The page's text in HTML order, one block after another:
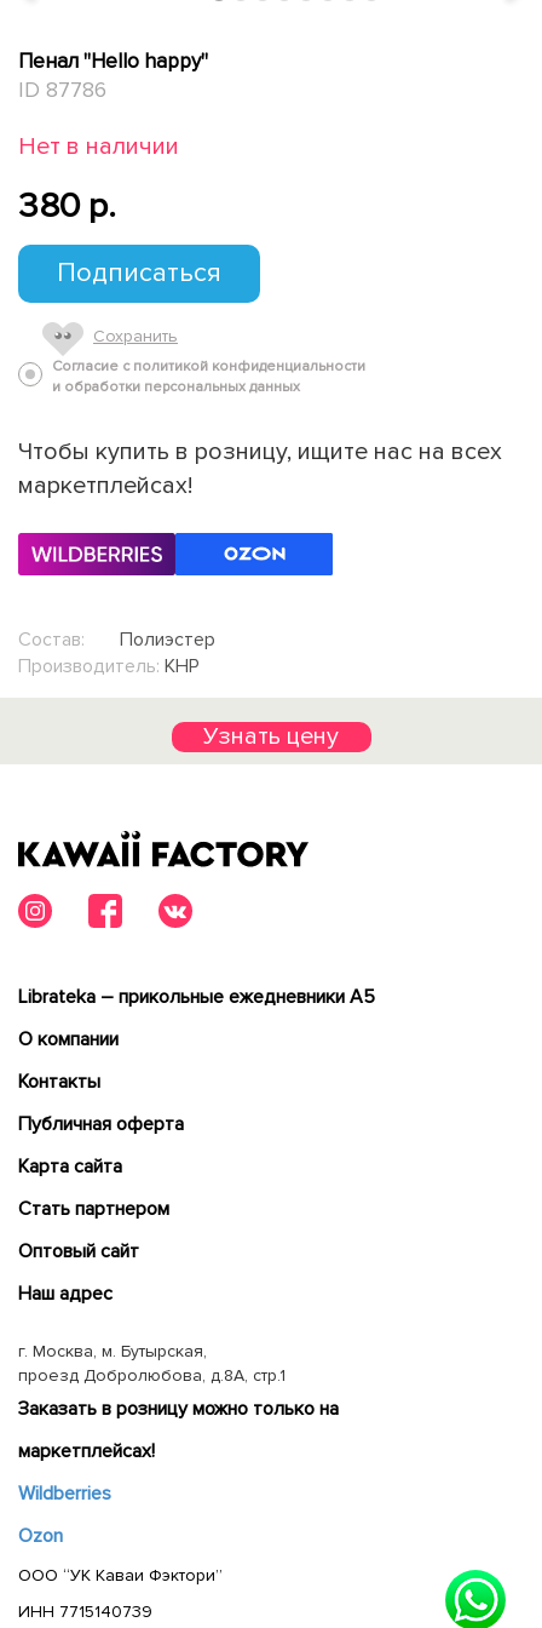
Пенал "Hello happy"
ID 87786
Нет в наличии
380 p.
Подписаться
Сохранить
Согласие с политикой конфиденциальности
и обработки персональных данных
Чтобы купить в розницу, ищите нас на всех
маркетплейсах!
Состав:
Полиэстер
Производитель: КНР
Узнать цену
Librateka – прикольные ежедневники А5
О компании
Контакты
Публичная оферта
Карта сайта
Cтать партнером
Оптовый сайт
Наш адрес
г. Москва, м. Бутырская,
проезд Добролюбова, д.8А, стр.1
Заказать в розницу можно только на
маркетплейсах!
Wildberries
Ozon
ООО “УК Каваи Фэктори”
ИНН 7715140739